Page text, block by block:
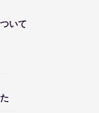
いて